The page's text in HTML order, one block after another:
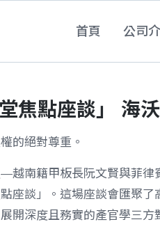
首頁 公司
焦點座談」 海
的絕對尊重。
越南籍甲板長阮文賢與菲
座談」。這場座談會匯聚
開深度且務實的產官學三方